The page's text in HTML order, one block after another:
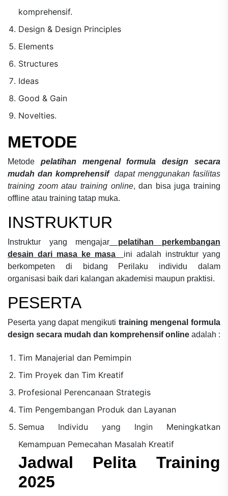
komprehensif.
Design & Design Principles
Elements
Structures
Ideas
Good & Gain
Novelties.
METODE
Metode pelatihan mengenal formula design secara
mudah dan komprehensif dapat menggunakan fasilitas
training zoom atau training online, dan bisa juga training
offline atau training tatap muka.
INSTRUKTUR
Instruktur yang mengajar
pelatihan perkembangan
desain dari masa ke masa
ini adalah instruktur yang
berkompeten di bidang Perilaku individu dalam
organisasi baik dari kalangan akademisi maupun praktisi.
PESERTA
Peserta yang dapat mengikuti training mengenal formula
design secara mudah dan komprehensif online adalah :
Tim Manajerial dan Pemimpin
Tim Proyek dan Tim Kreatif
Profesional Perencanaan Strategis
Tim Pengembangan Produk dan Layanan
Semua Individu yang Ingin Meningkatkan
Kemampuan Pemecahan Masalah Kreatif
Jadwal Pelita Training
2025